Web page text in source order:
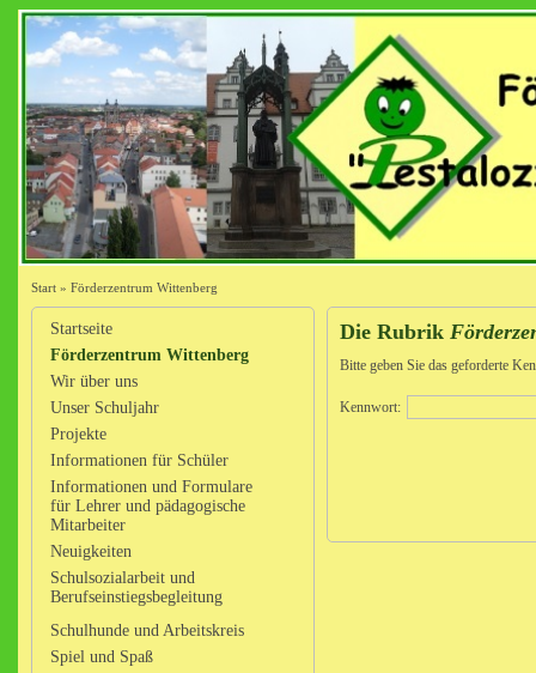
Start» Förderzentrum Wittenberg
Startseite
Förderzentrum Wittenberg
Wir über uns
Unser Schuljahr
Projekte
Informationen für Schüler
Informationen und Formulare
für Lehrer und pädagogische
Mitarbeiter
Neuigkeiten
Schulsozialarbeit und
Berufseinstiegsbegleitung
Schulhunde und Arbeitskreis
Spiel und Spaß
Die Rubrik
Bitte geben Sie das geforderte
Kennwort: